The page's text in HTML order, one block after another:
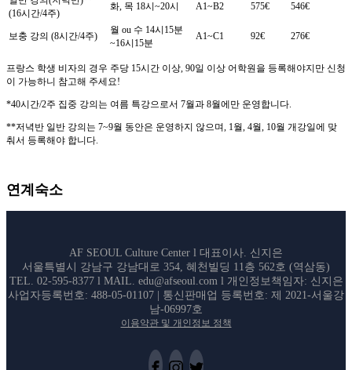
(16시간/4주)
화, 목 18시~20시 A1~B2 575€ 546€
보충 강의 (8시간/4주)
월 ou 수 14시15분
~16시15분
A1~C1 92€ 276€
프랑스 학생 비자의 경우 주당 15시간 이상, 90일 이상 어학원을 등록해야지만 신청
이 가능하니 참고해 주세요!
*40시간/2주 집중 강의는 여름 특강으로서 7월과 8월에만 운영합니다.
**저녁반 일반 강의는 7~9월 동안은 운영하지 않으며, 1월, 4월, 10월 개강일에 맞
춰서 등록해야 합니다.
연계숙소
AF SEOUL Culture Center l 대표이사. 신지은
서울특별시 강남구 강남대로 354, 혜천빌딩 11층 562호 (역삼동)
TEL. 02-595-8377 l MAIL. edu@afseoul.com l 개인정보책임자: 신지은
사업자등록번호: 488-05-01107 | 통신판매업 등록번호: 제 2021-서울강
남-06997호
이용약관 및 개인정보 정책